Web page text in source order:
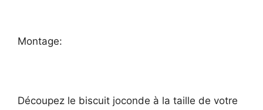
Montage:
Découpez le biscuit joconde à la taille de votre